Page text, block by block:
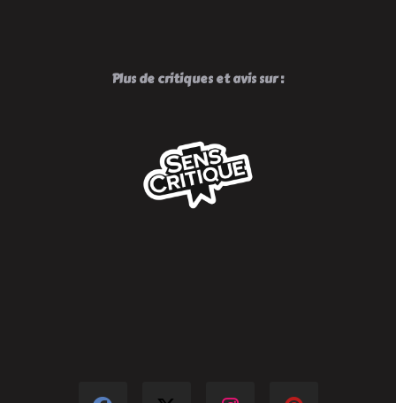
Plus de critiques et avis sur :